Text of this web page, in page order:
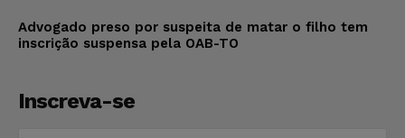
Advogado preso por suspeita de matar o filho tem
inscrição suspensa pela OAB-TO
Inscreva-se